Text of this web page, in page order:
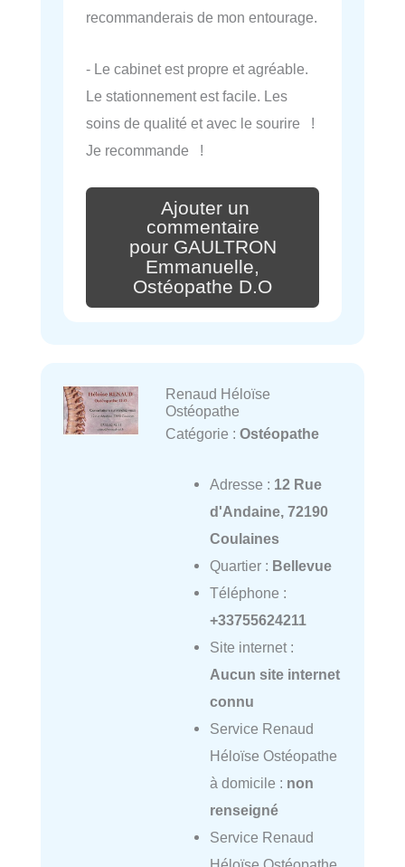
recommanderais de mon entourage.
- Le cabinet est propre et agréable.
Le stationnement est facile. Les
soins de qualité et avec le sourire !
Je recommande !
Ajouter un
commentaire
pour GAULTRON
Emmanuelle,
Ostéopathe D.O
Renaud Héloïse
Ostéopathe
Catégorie : Ostéopathe
Adresse : 12 Rue
d'Andaine, 72190
Coulaines
Quartier : Bellevue
Téléphone :
+33755624211
Site internet :
Aucun site internet
connu
Service Renaud
Héloïse Ostéopathe
à domicile : non
renseigné
Service Renaud